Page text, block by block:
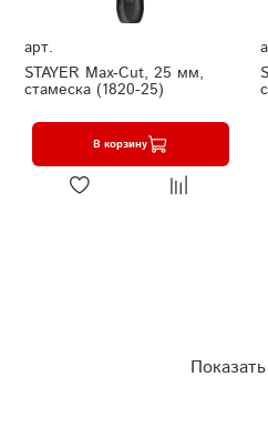
арт.
STAYER Max-Cut, 25 мм,
стамеска (1820-25)
В корзину